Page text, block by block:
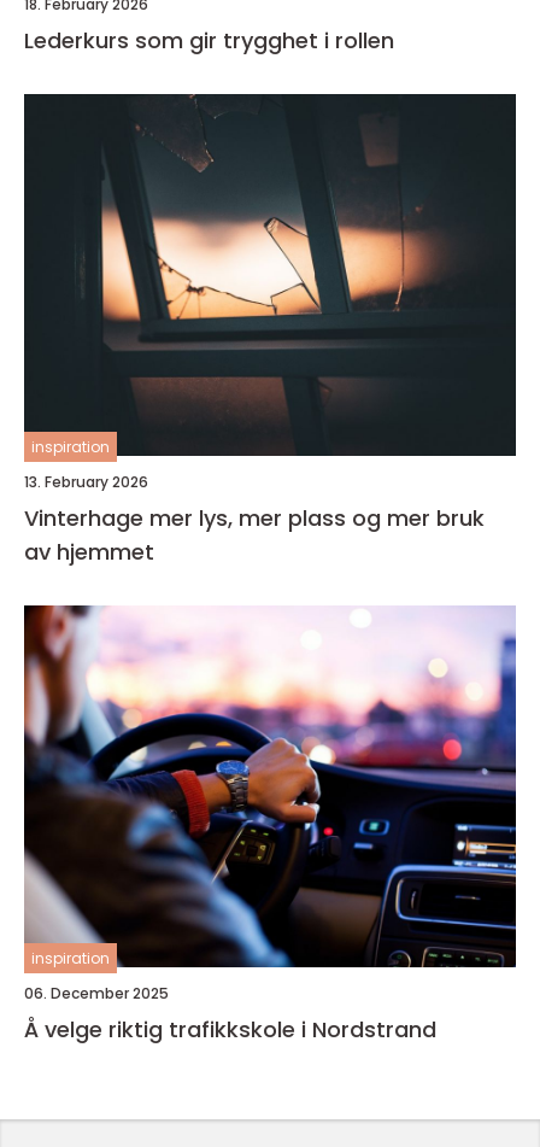
Lederkurs som gir trygghet i rollen
inspiration
13. February 2026
Vinterhage mer lys, mer plass og mer bruk
av hjemmet
inspiration
06. December 2025
Å velge riktig trafikkskole i Nordstrand